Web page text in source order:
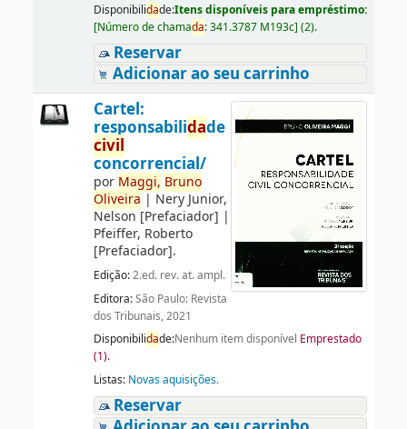
Disponibilidade:Itens disponíveis para empréstimo:
[Número de chamada:341.3787 M193c] (2).
Reservar
Adicionar ao seu carrinho
Cartel:
responsabilidade
civil
concorrencial/
por Maggi, Bruno
Oliveira | Nery Junior,
Nelson [Prefaciador] |
Pfeiffer, Roberto
[Prefaciador].
Edição:2.ed. rev. at. ampl.
Editora:São Paulo: Revista
dos Tribunais, 2021
Disponibilidade:Nenhum item disponível Emprestado
(1).
Listas: Novas aquisições.
Reservar